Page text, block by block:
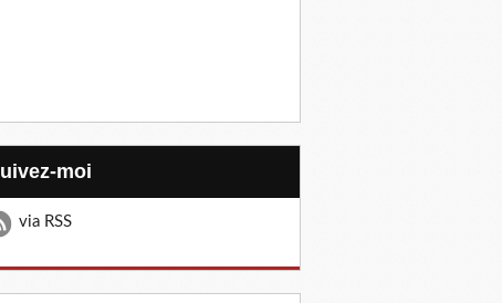
Suivez-moi
via RSS